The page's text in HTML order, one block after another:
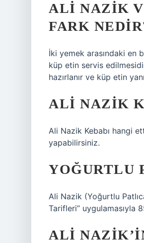
ALI NAZIK
FARK
İki yemek arasındaki en
küp etin servis
hazırlanır ve küp etin
ALI NAZIK
Ali Nazik Kebabı hangi
yapabilirsiniz.
YOĞURTLU
Ali Nazik (Yoğurtlu
Tarifleri” uygulamasıyla
ALI